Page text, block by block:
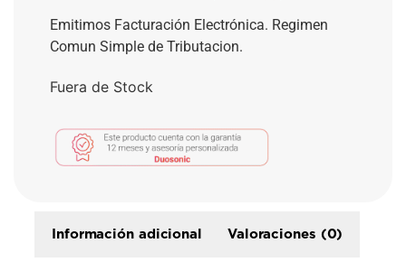
Emitimos Facturación Electrónica. Regimen
Comun Simple de Tributacion.
Fuera de Stock
Información adicional Valoraciones (0)